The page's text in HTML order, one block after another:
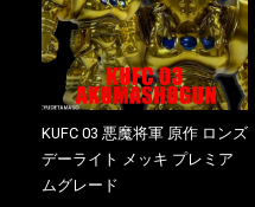
KUFC 03 悪魔将軍 原作 ロンズ
デーライト メッキ プレミア
ムグレード